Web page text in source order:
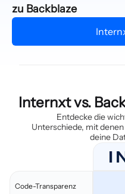
zu Backblaze
Internxt vs.
Entdecke die
Unterschiede, mit
deine
Code-Transparenz